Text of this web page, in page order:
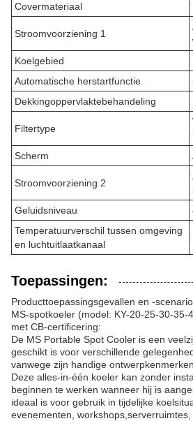
Covermateriaal
Stroomvoorziening 1
Koelgebied
Automatische herstartfunctie
Dekkingoppervlaktebehandeling
Filtertype
Scherm
Stroomvoorziening 2
Geluidsniveau
Temperatuurverschil tussen omgeving
en luchtuitlaatkanaal
Toepassingen:
Producttoepassingsgevallen en -
MS-spotkoeler (model: KY-20-25-30-35-
met CB-certificering:
De MS Portable Spot Cooler is een
geschikt is voor verschillende
vanwege zijn handige
Deze alles-in-één koeler kan zonder
beginnen te werken wanneer hij is
ideaal is voor gebruik in tijdelijke
evenementen, workshops,serverruimtes,